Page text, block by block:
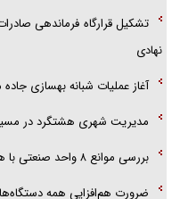
تشکیل قرارگاه فرماندهی
نهادی
آغاز عملیات شبانه بهسازی
مدیریت شهری هشتگرد در مسیر
بررسی موانع ۸ واحد صنعتی با هدف تسریع در روند تولید و حفظ اشتغال
ضرورت هم‌افزایی همه